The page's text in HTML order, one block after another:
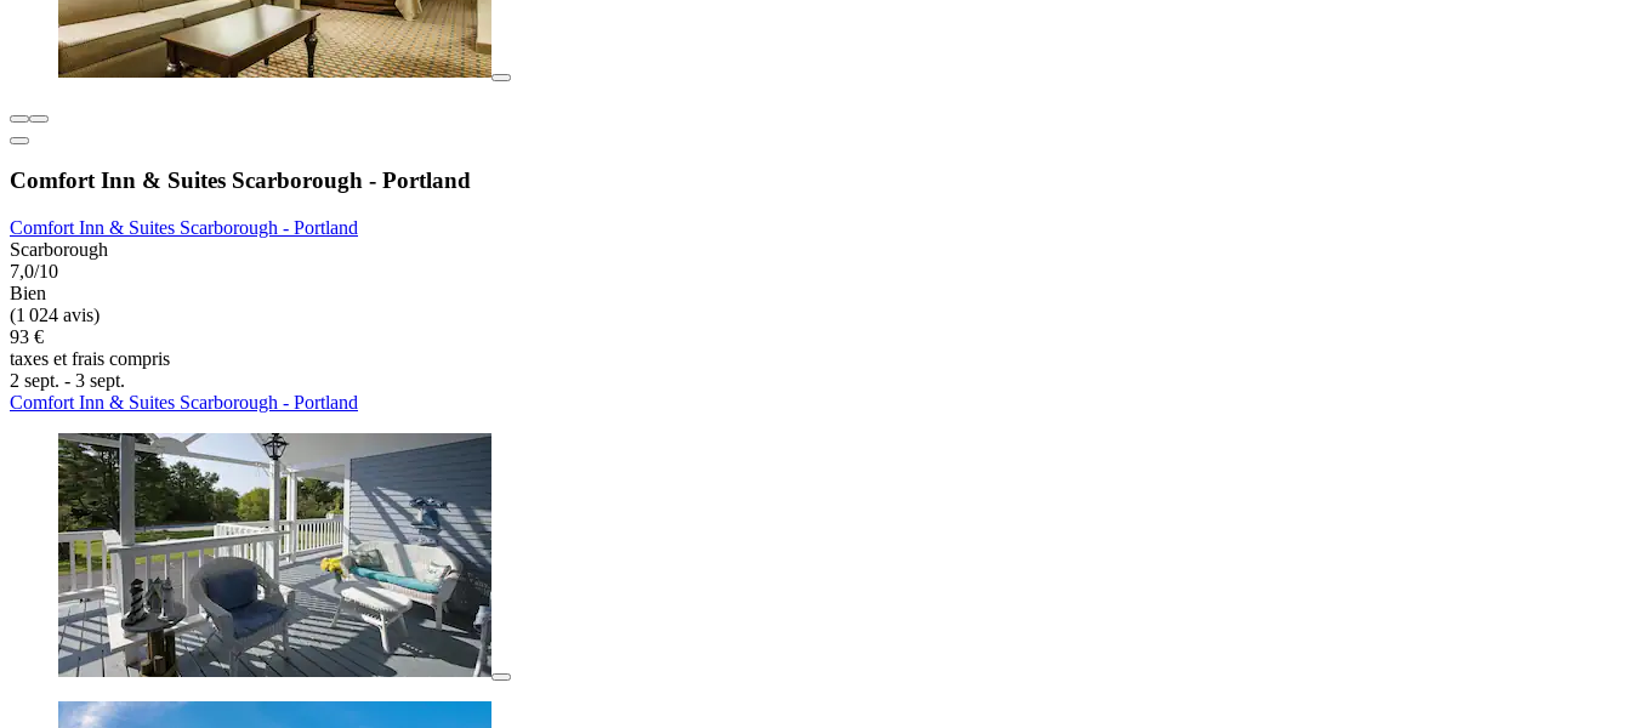
Comfort Inn & Suites Scarborough - Portland
Comfort Inn & Suites Scarborough - Portland
Scarborough
7,0/10
Bien
(1 024 avis)
93 €
taxes et frais compris
2 sept. - 3 sept.
Comfort Inn & Suites Scarborough - Portland